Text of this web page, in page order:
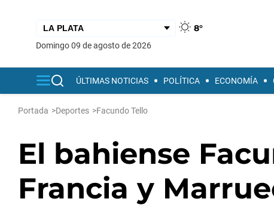
8°
domingo 09 de agosto de 2026
ÚLTIMAS NOTICIAS POLÍTICA ECONOMÍA
Portada >Deportes >Facundo Tello
El bahiense
Francia y